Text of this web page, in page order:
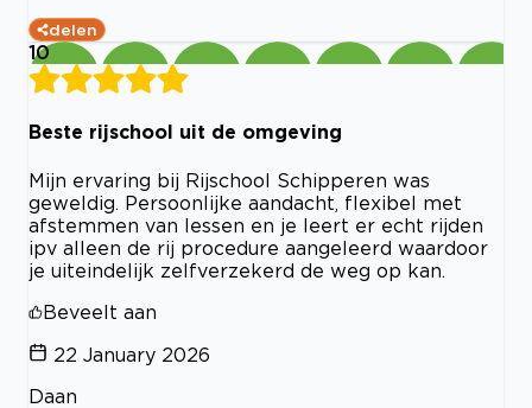
delen
10
Beste rijschool uit de omgeving
Mijn ervaring bij Rijschool Schipperen was
geweldig. Persoonlijke aandacht, flexibel met
afstemmen van lessen en je leert er echt rijden
ipv alleen de rij procedure aangeleerd waardoor
je uiteindelijk zelfverzekerd de weg op kan.
Beveelt aan
22 January 2026
Daan